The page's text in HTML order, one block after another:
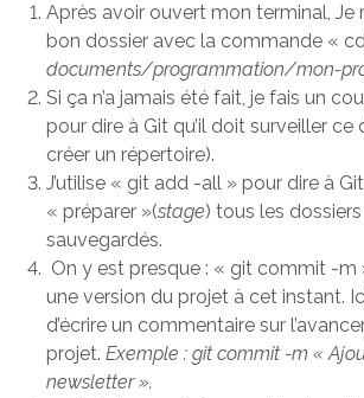
Après avoir ouvert mon terminal, Je
bon dossier avec la commande «
documents/programmation/mon-
Si ça n’a jamais été fait, je fais un
pour dire à Git qu’il doit surveiller ce
créer un répertoire).
J’utilise « git add -all » pour dire à
« préparer »(stage) tous les
sauvegardés.
On y est presque : « git commit -m
une version du projet à cet instant.
d’écrire un commentaire sur
projet. Exemple : git commit -m «
newsletter ».